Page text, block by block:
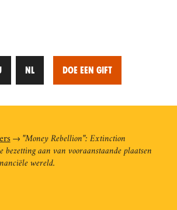
NL DOE EEN GIFT
"Money Rebellion": Extinction
bezetting aan van vooraanstaande plaatsen
wereld.